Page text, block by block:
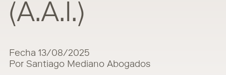
(A.A.I.)
Fecha 13/08/2025
Por Santiago Mediano Abogados